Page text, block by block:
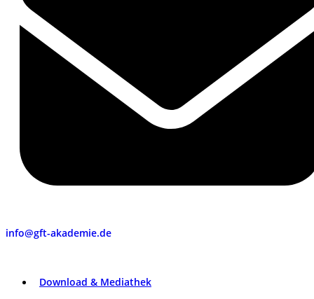
info@gft-akademie.de
Download & Mediathek